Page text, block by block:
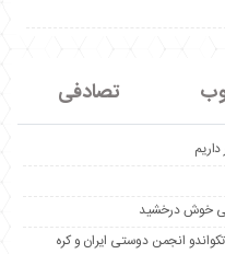
تصادفی
خوش درخشید
انجمن دوستی ایران و کره